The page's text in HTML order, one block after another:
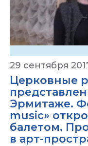
29 сентября
Церковные
Эрмитаже.
music»
балетом.
в арт-